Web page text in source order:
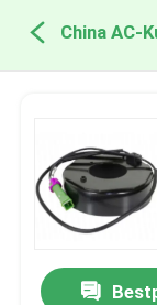
China AC-